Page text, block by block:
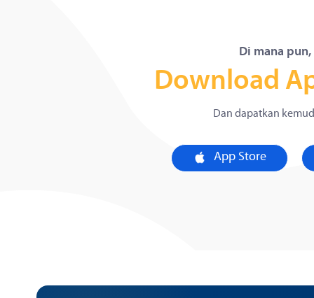
Di mana
Download
Dan dapatkan
App Store